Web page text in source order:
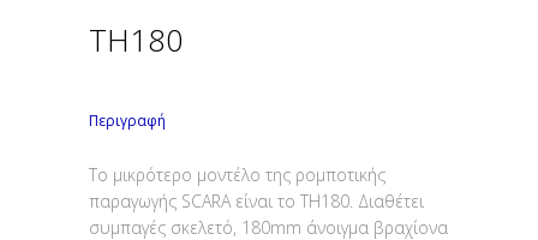
TH180
Περιγραφή
Το μικρότερο μοντέλο της ρομποτικής
παραγωγής SCARA είναι το TH180. Διαθέτει
συμπαγές σκελετό, 180mm άνοιγμα βραχίονα